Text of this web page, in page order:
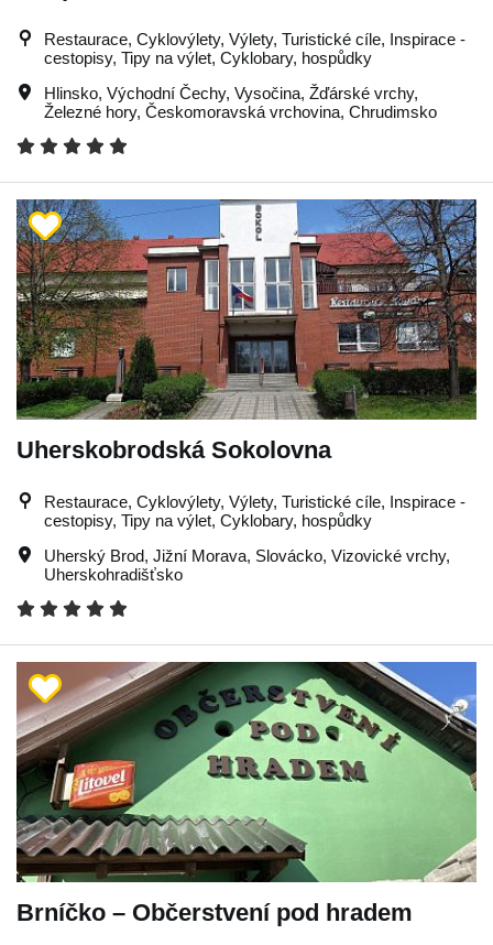
Restaurace, Cyklovýlety, Výlety, Turistické cíle, Inspirace -
cestopisy, Tipy na výlet, Cyklobary, hospůdky
Hlinsko, Východní Čechy, Vysočina, Žďárské vrchy,
Železné hory, Českomoravská vrchovina, Chrudimsko
Uherskobrodská Sokolovna
Restaurace, Cyklovýlety, Výlety, Turistické cíle, Inspirace -
cestopisy, Tipy na výlet, Cyklobary, hospůdky
Uherský Brod, Jižní Morava, Slovácko, Vizovické vrchy,
Uherskohradišťsko
Brníčko – Občerstvení pod hradem